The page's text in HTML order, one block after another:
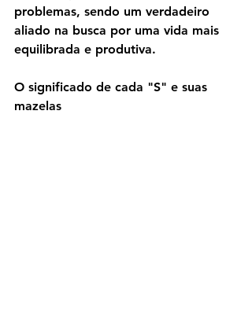
problemas, sendo um verdadeiro
aliado na busca por uma vida mais
equilibrada e produtiva.
O significado de cada "S" e suas
mazelas